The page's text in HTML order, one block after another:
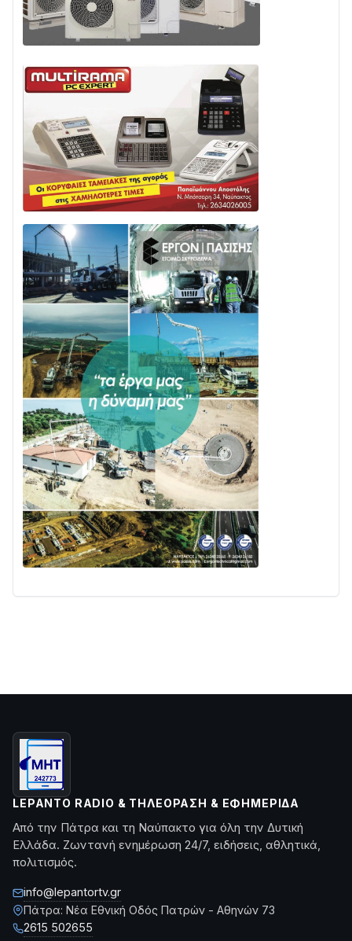
LEPANTO RADIO & ΤΗΛΕΌΡΑΣΗ & ΕΦΗΜΕΡΊΔΑ
Από την Πάτρα και τη Ναύπακτο για όλη την Δυτική
Ελλάδα. Ζωντανή ενημέρωση 24/7, ειδήσεις, αθλητικά,
πολιτισμός.
info@lepantortv.gr
Πάτρα: Νέα Εθνική Οδός Πατρών - Αθηνών 73
2615 502655